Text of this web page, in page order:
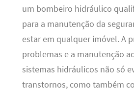
um bombeiro hidráulico
para a manutenção da
estar em qualquer imóvel. A
problemas e a manutenção
sistemas hidráulicos não só
transtornos, como também